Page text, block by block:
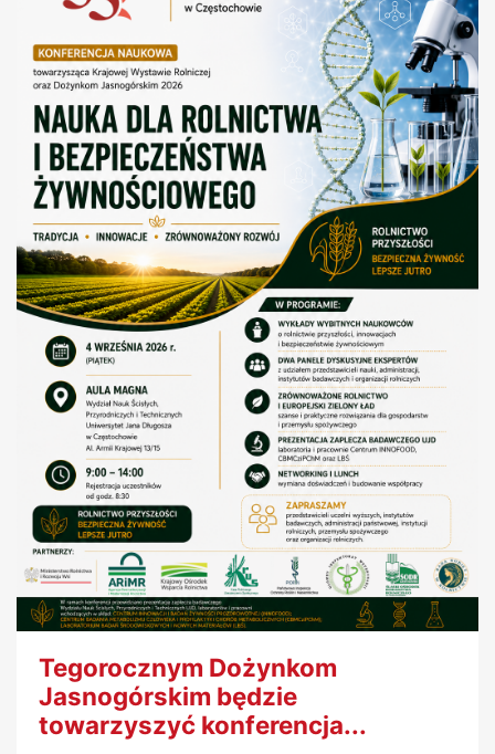
Tegorocznym Dożynkom
Jasnogórskim będzie
towarzyszyć konferencja...